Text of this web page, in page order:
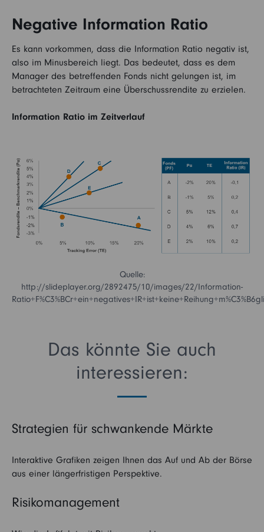
Negative Information Ratio
Es kann vorkommen, dass die Information Ratio negativ ist,
also im Minusbereich liegt. Das bedeutet, dass es dem
Manager des betreffenden Fonds nicht gelungen ist, im
betrachteten Zeitraum eine Überschussrendite zu erzielen.
Information Ratio im Zeitverlauf
Quelle:
http://slideplayer.org/2892475/10/images/22/Information-
Das könnte Sie auch
interessieren:
Strategien für schwankende Märkte
Interaktive Grafiken zeigen Ihnen das Auf und Ab der Börse
aus einer längerfristigen Perspektive.
Risikomanagement